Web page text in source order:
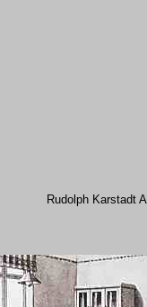
Rudolph Karstadt